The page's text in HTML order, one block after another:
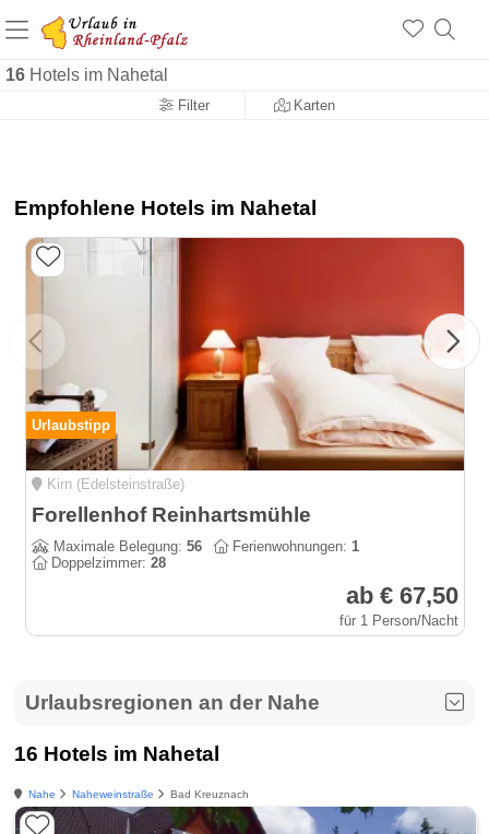
16 Hotels im Nahetal
Filter Karten
+1.500 Unterkünfte in Rheinland-Pfalz
+1.000 Sehenswürdigkeiten
Empfohlene Hotels im Nahetal
Urlaubstipp
Kirn (Edelsteinstraße)
Forellenhof Reinhartsmühle
Maximale Belegung:56 Ferienwohnungen:1
Doppelzimmer:28
ab € 67,50
für 1 Person/Nacht
Urlaubsregionen an der Nahe
16 Hotels im Nahetal
Nahe Naheweinstraße Bad Kreuznach